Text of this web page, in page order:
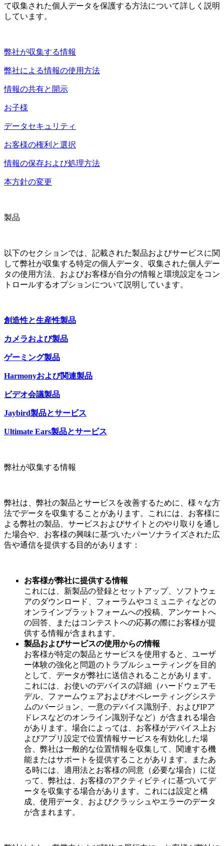
て収集された個人データを保護する方法について詳しく説明
しています。
弊社が収集する情報
弊社による情報の使用方法
情報の共有と開示
お子様
データセキュリティ
お客様の権利と選択
情報の保存および処理方法
本方針の変更
製品
以下のセクションでは、記載された製品およびサービスに関
して弊社が収集する特定の個人データ、収集された個人デー
タの使用方法、およびお客様が自分の情報と環境設定をコン
トロールするオプションについて説明しています。
創造性と生産性製品
カメラおよび製品
ゲーミング製品
Harmonyおよび関連製品
ビデオ会議製品
Jaybird製品とサービス
Ultimate Ears製品とサービス
弊社が収集する情報
弊社は、弊社の製品とサービスを改善するために、様々な方
法でデータを収集することがあります。これには、お客様に
よる弊社の製品、サービスおよびサイトとのやり取りを通し
た場合や、お客様の興味に基づいたパーソナライズされた広
告や通信を提供する目的があります：
お客様が弊社に提供する情報
これには、新製品の登録とセットアップ、ソフトウェ
アのダウンロード、フォーラムやコミュニティなどの
オンラインプラットフォームへの投稿、アンケートへ
の回答、またはコンテストへの応募の際にお客様が提
供する情報が含まれます。
製品およびサービスの使用からの情報
お客様が特定の製品とサービスを使用すると、ユーザ
ー体験の強化と問題のトラブルシューティングを目的
として、データが弊社に送信されることがあります。
これには、お使いのデバイスの詳細（ハードウェアモ
デル、ファームウェアおよびオペレーティングシステ
ムのバージョン、一意のデバイス識別子、およびIPア
ドレスなどのオンライン識別子など）が含まれる場合
があります。場合によっては、お客様がデバイス上お
よびアプリ設定で位置情報サービスを有効化した場
合、弊社は一般的な位置情報を収集して、関連する機
能またはサポートを提供することがあります。またあ
る時には、適用法とお客様の同意（必要な場合）に従
って、弊社は、お客様のアクティビティに基づいてデ
ータを収集する場合があります。これには設定と構
成、使用データ、およびクラッシュやエラーのデータ
が含まれます。